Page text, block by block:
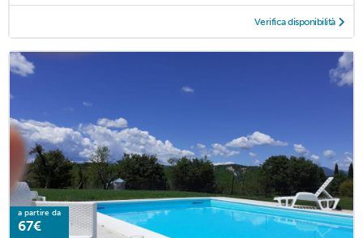
Verifica disponibilità
a partire da
67€